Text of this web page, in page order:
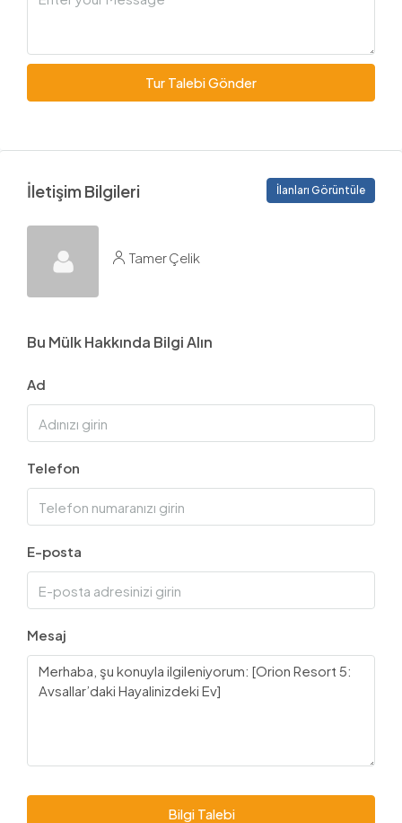
Tur Talebi Gönder
İletişim Bilgileri İlanları Görüntüle
Tamer Çelik
Bu Mülk Hakkında Bilgi Alın
Ad
Telefon
E-posta
Mesaj
Bilgi Talebi